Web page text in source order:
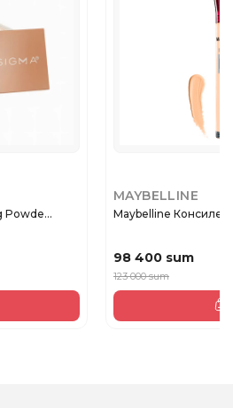
Powde...
MAYBELLINE
Maybelline Консилер
98 400 sum
123 000 sum